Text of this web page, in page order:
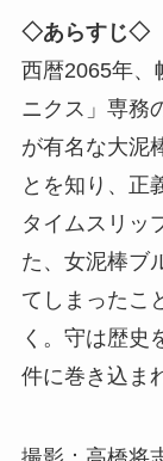
◇あらすじ◇
西暦2065年、
ニクス」専務
が有名な大泥
とを知り、正
タイムスリッ
た、女泥棒ブ
てしまったこ
く。守は歴史
件に巻き込ま